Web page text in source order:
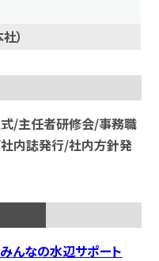
）
/主任者研修会/事務職
内誌発行/社内方針発
んなの水辺サポート